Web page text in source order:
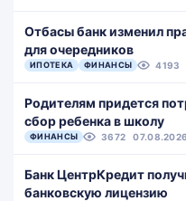
Отбасы банк изменил
для очередников
ИПОТЕКА ФИНАНСЫ 4193
Родителям придется
сбор ребенка в школу
ФИНАНСЫ 3672 07.08.2026
Банк ЦентрКредит
банковскую лицензию